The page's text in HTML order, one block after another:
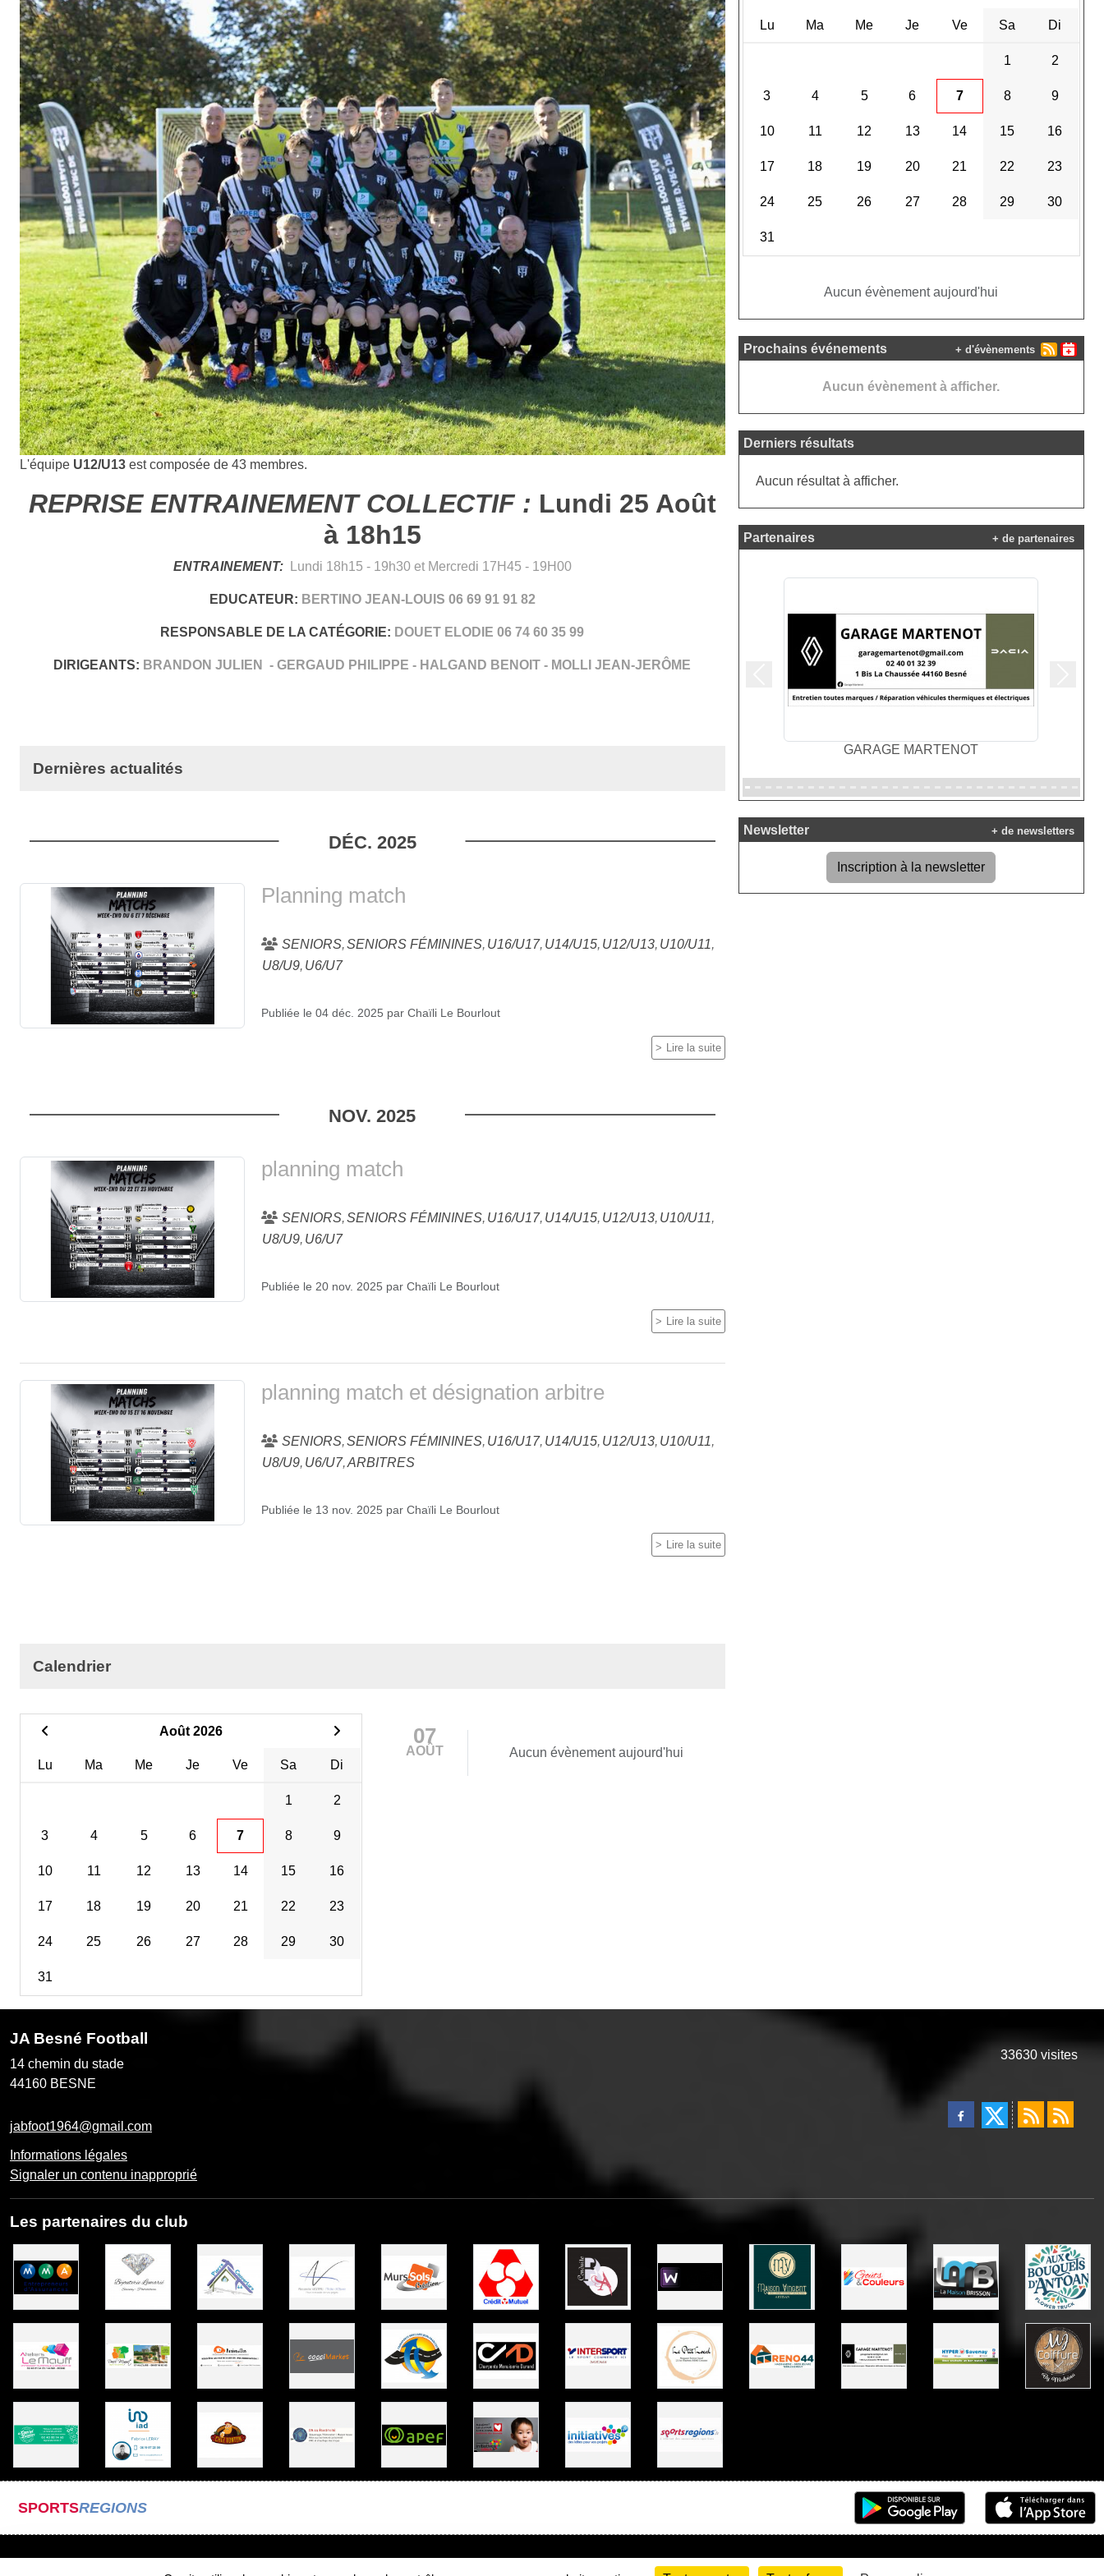
L'équipe U12/U13 est composée de 43 membres.
REPRISE ENTRAINEMENT COLLECTIF : Lundi 25 Août
à 18h15
ENTRAINEMENT: Lundi 18h15 - 19h30 et Mercredi 17H45 - 19H00
EDUCATEUR: BERTINO JEAN-LOUIS 06 69 91 91 82
RESPONSABLE DE LA CATÉGORIE: DOUET ELODIE 06 74 60 35 99
DIRIGEANTS: BRANDON JULIEN - GERGAUD PHILIPPE - HALGAND BENOIT - MOLLI JEAN-JERÔME
Dernières actualités
DÉC. 2025
Planning match
SENIORS SENIORS FÉMININES U16/U17 U14/U15 U12/U13 U10/U11
U8/U9 U6/U7
Publiée le04 déc. 2025 parChaïli Le Bourlout
Lire la suite
NOV. 2025
planning match
SENIORS SENIORS FÉMININES U16/U17 U14/U15 U12/U13 U10/U11
U8/U9 U6/U7
Publiée le20 nov. 2025 parChaïli Le Bourlout
Lire la suite
planning match et désignation arbitre
SENIORS SENIORS FÉMININES U16/U17 U14/U15 U12/U13 U10/U11
U8/U9 U6/U7 ARBITRES
Publiée le 13 nov. 2025 parChaïli Le Bourlout
Lire la suite
Calendrier
Août 2026
Lu Ma Me Je Ve Sa Di
1 2
3 4 5 6 7 8 9
10 11 12 13 14 15 16
17 18 19 20 21 22 23
24 25 26 27 28 29 30
31
07
AOÛT Aucun évènement aujourd'hui
Lu Ma Me Je Ve Sa Di
1 2
3 4 5 6 7 8 9
10 11 12 13 14 15 16
17 18 19 20 21 22 23
24 25 26 27 28 29 30
31
Aucun évènement aujourd'hui
Prochains événements
Aucun évènement à afficher.
+ d'évènements
Derniers résultats
Aucun résultat à afficher.
Partenaires
RENO 44
+ de partenaires
Newsletter
Inscription à la newsletter
+ de newsletters
JA Besné Football
14 chemin du stade
44160 BESNE
jabfoot1964@gmail.com
Informations légales
Signaler un contenu inapproprié
33630 visites
Les partenaires du club
SPORTSREGIONS
Gestion des cookies